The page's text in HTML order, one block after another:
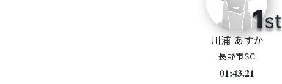
1st
川浦 あすか
長野市SC
01:43.21